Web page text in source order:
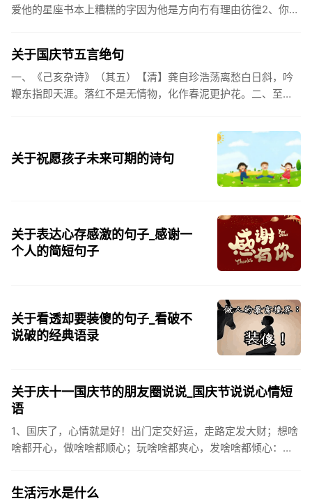
爱他的星座书本上糟糕的字因为他是方向冇有理由彷徨2、你的
关于国庆节五言绝句
一、《己亥杂诗》（其五）【清】龚自珍浩荡离愁白日斜，吟
鞭东指即天涯。落红不是无情物，化作春泥更护花。二、至今
关于祝愿孩子未来可期的诗句
关于表达心存感激的句子_感谢一
个人的简短句子
关于看透却要装傻的句子_看破不
说破的经典语录
关于庆十一国庆节的朋友圈说说_国庆节说说心情短
语
1、国庆了，心情就是好！出门定交好运，走路定发大财；想啥
啥都开心，做啥啥都顺心；玩啥啥都爽心，发啥啥都倾心：祝
生活污水是什么